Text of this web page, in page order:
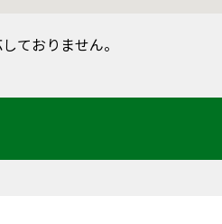
ておりません。